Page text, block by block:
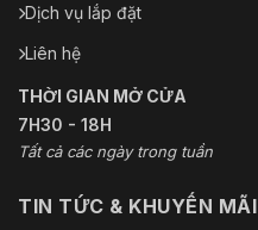
Dịch vụ lắp đặt
Liên hệ
THỜI GIAN MỞ CỬA
7H30 - 18H
Tất cả các ngày trong tuần
TIN TỨC & KHUYẾN MÃI